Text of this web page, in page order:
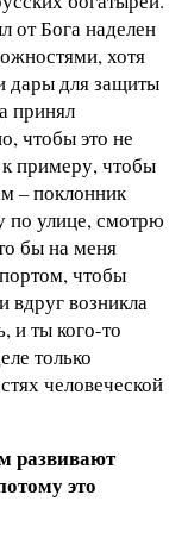
Бога наделен
хотя
дары для защиты
принял
чтобы это не
примеру, чтобы
– поклонник
улице, смотрю
бы на меня
чтобы
вдруг возникла
и ты кого-то
только
человеческой
развивают
это